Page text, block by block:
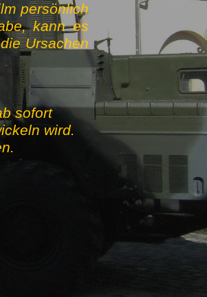
persönlich
kann es
Ursachen
sofort
wird.